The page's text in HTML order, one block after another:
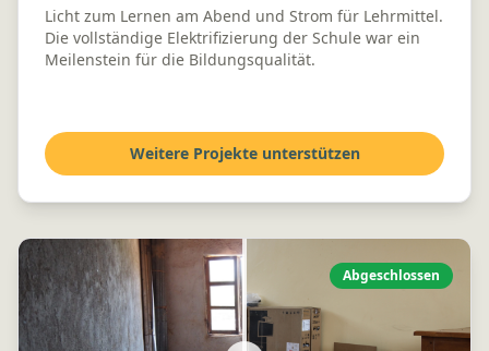
Licht zum Lernen am Abend und Strom für Lehrmittel.
Die vollständige Elektrifizierung der Schule war ein
Meilenstein für die Bildungsqualität.
Weitere Projekte unterstützen
Abgeschlossen